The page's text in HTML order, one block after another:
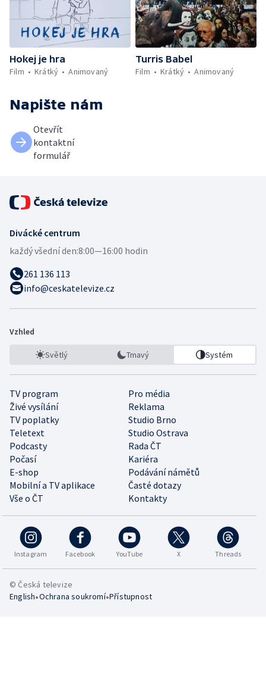
Hokej je hra
Film
Krátký Animovaný
Turris Babel
Film
Krátký Animovaný
Napište nám
Otevřít
kontaktní
formulář
Divácké centrum
každý všední den:8:00—16:00 hodin
261 136 113
info@ceskatelevize.cz
Vzhled
Světlý Tmavý Systém
TV program
Pro média
Živé vysílání
Reklama
TV poplatky
Studio Brno
Teletext
Studio Ostrava
Podcasty
Rada ČT
Počasí
Kariéra
E-shop
Podávání námětů
Mobilní a TV aplikace
Časté dotazy
Vše o ČT
Kontakty
Instagram Facebook YouTube X Threads
© Česká televize
English•Ochrana soukromí•Přístupnost